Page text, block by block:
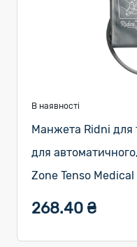
В наявності
Манжета Ridni для
для
Zone Tenso
268.40 ₴